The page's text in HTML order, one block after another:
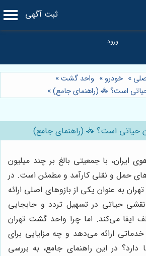
ثبت آگهی
» خودرو » واحد گشت»
است؟ 🚓 (راهنمای جامع)»
حیاتی است؟ 🚓 (راهنمای جامع)
ایران، با جمعیتی بالغ بر چند میلیون
حمل و نقلی کارآمد و مطمئن است. در
به عنوان یکی از بازوهای اصلی ارائه
حیاتی در تسهیل تردد و جابجایی
ایفا می‌کند. اما چرا واحد گشت تهران
ارائه می‌دهد و چه مزایایی برای
دارد؟ در این راهنمای جامع، به بررسی